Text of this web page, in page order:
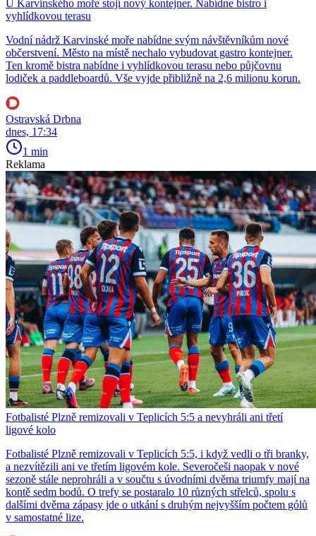
U Karvinského moře stojí nový kontejner. Nabídne bistro i
vyhlídkovou terasu
Vodní nádrž Karvinské moře nabídne svým návštěvníkům nové
občerstvení. Město na místě nechalo vybudovat gastro kontejner.
Ten kromě bistra nabídne i vyhlídkovou terasu nebo půjčovnu
lodiček a paddleboardů. Vše vyjde přibližně na 2,6 milionu korun.
Ostravská Drbna
dnes, 17:34
1 min
Reklama
Fotbalisté Plzně remizovali v Teplicích 5:5 a nevyhráli ani třetí
ligové kolo
Fotbalisté Plzně remizovali v Teplicích 5:5, i když vedli o tři branky,
a nezvítězili ani ve třetím ligovém kole. Severočeši naopak v nové
sezoně stále neprohráli a v součtu s úvodními dvěma triumfy mají na
kontě sedm bodů. O trefy se postaralo 10 různých střelců, spolu s
dalšími dvěma zápasy jde o utkání s druhým nejvyšším počtem gólů
v samostatné lize.